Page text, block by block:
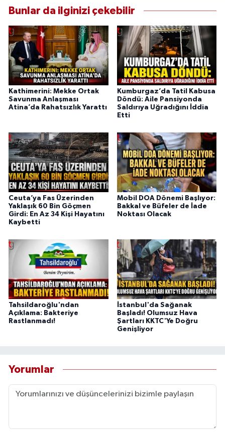
Bunlar da ilginizi çekebilir
Kathimerini: Mekke Ortak
Savunma Anlaşması
Atina’da Rahatsızlık Yarattı
Kumburgaz’da Tatil Kabusa
Döndü: Aile Pansiyonda
Saldırıya Uğradığını İddia
Etti
Ceuta’ya Fas Üzerinden
Yaklaşık 60 Bin Göçmen
Girdi: En Az 34 Kişi Hayatını
Kaybetti
Mobil DOA Dönemi Başlıyor:
Bakkal ve Büfeler de İade
Noktası Olacak
Tahsildaroğlu'ndan
Açıklama: Bakteriye
Rastlanmadı!
İstanbul'da Sağanak
Başladı! Olumsuz Hava
Şartları KKTC'Ye Doğru
Genişliyor
Yorumlar